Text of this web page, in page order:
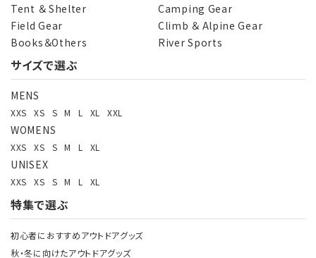
Tent ＆ Shelter
Camping Gear
Field Gear
Climb ＆ Alpine Gear
Books＆Others
River Sports
サイズで選ぶ
MENS
XXS XS S M L XL XXL
WOMENS
XXS XS S M L XL
UNISEX
XXS XS S M L XL
特集で選ぶ
初心者におすすめアウトドアグッズ
秋・冬に向けたアウトドアグッズ